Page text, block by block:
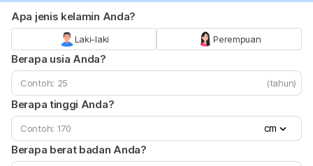
Apa jenis kelamin Anda?
Laki-laki Perempuan
Berapa usia Anda?
(tahun)
Berapa tinggi Anda?
cm
Berapa berat badan Anda?